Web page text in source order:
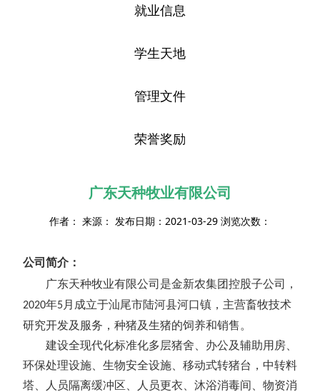
就业信息
学生天地
管理文件
荣誉奖励
广东天种牧业有限公司
作者： 来源： 发布日期：2021-03-29 浏览次数：
公司简介：
广东天种牧业有限公司是金新农集团控股子公司，
2020年5月 成立于汕尾市陆河县河口镇 ， 主营畜牧技术
研究开发及服务，种猪及生猪的饲养和销售。
建设全现代化标准化多层猪舍、办公及辅助用房、
环保处理设施、生物安全设施、移动式转猪台，中转料
塔、人员隔离缓冲区、人员更衣、沐浴消毒间、物资消